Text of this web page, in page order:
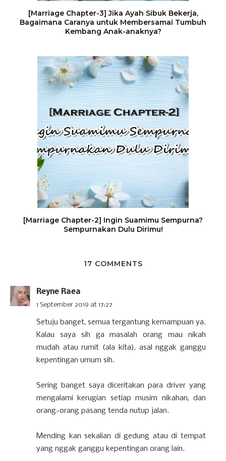
[Marriage Chapter-3] Jika Ayah Sibuk Bekerja,
Bagaimana Caranya untuk Membersamai Tumbuh
Kembang Anak-anaknya?
[Marriage Chapter-2] Ingin Suamimu Sempurna?
Sempurnakan Dulu Dirimu!
17 COMMENTS
Reyne Raea
1 September 2019 at 17:27
Setuju banget, semua tergantung kemampuan ya.
Kalau saya sih ga masalah orang mau nikah
mudah atau rumit (ala kita), asal nggak ganggu
kepentingan umum sih.
Sering banget saya diceritakan para driver yang
mengalami kerugian setiap musim nikahan, dan
orang-orang pasang tenda nutup jalan.
Mending kan sekalian di gedung atau di tempat
yang nggak ganggu kepentingan orang lain.